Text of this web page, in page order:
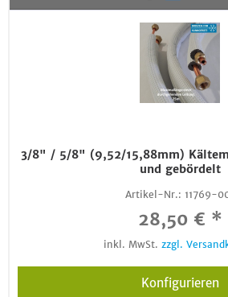
3/8" / 5/8" (9,52/15,88mm)
und gebördelt
Artikel-Nr.: 11769-
28,50 € *
inkl. MwSt. zzgl.
Konfigurieren